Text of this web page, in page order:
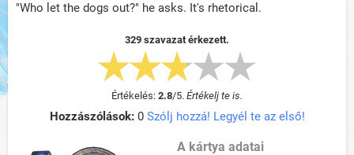
"Who let the dogs out?" he asks. It's rhetorical.
329 szavazat érkezett.
Értékelés: 2.8/5. Értékelj te is.
Hozzászólások:0 Szólj hozzá! Legyél te az első!
A kártya adatai